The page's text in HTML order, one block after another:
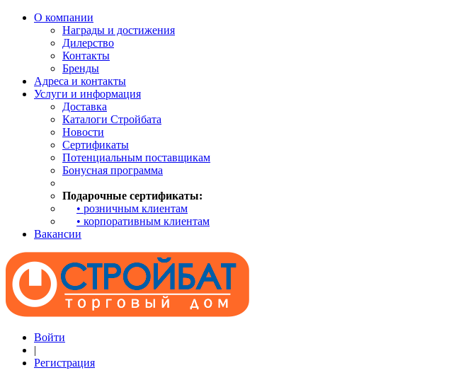
О компании
Награды и достижения
Дилерство
Контакты
Бренды
Адреса и контакты
Услуги и информация
Доставка
Каталоги Стройбата
Новости
Сертификаты
Потенциальным поставщикам
Бонусная программа
Подарочные сертификаты:
• розничным клиентам
• корпоративным клиентам
Вакансии
Войти
|
Регистрация